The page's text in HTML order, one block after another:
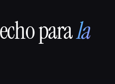
parala